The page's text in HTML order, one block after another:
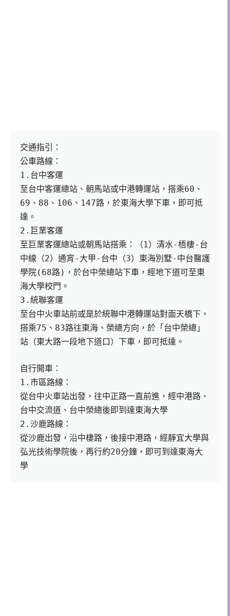
交通指引：
公車路線：
1.台中客運
至台中客運總站、朝馬站或中港轉運站，搭乘60、
69、88、106、147路，於東海大學下車，即可抵
達。
2.巨業客運
至巨業客運總站或朝馬站搭乘：（1）清水-梧棲-台
中線（2）通宵-大甲-台中（3）東海別墅-中台醫護
學院(68路)，於台中榮總站下車，經地下道可至東
海大學校門。
3.統聯客運
至台中火車站前或是於統聯中港轉運站對面天橋下，
搭乘75、83路往東海、榮總方向，於「台中榮總」
站（東大路一段地下道口）下車，即可抵達。
自行開車：
1.市區路線：
從台中火車站出發，往中正路一直前進，經中港路、
台中交流道、台中榮總後即到達東海大學
2.沙鹿路線：
從沙鹿出發，沿中棲路，後接中港路，經靜宜大學與
弘光技術學院後，再行約20分鐘，即可到達東海大
學